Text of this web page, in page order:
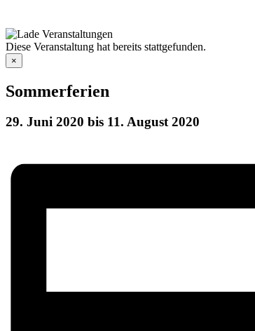
Diese Veranstaltung hat bereits stattgefunden.
×
Sommerferien
29. Juni 2020 bis 11. August 2020